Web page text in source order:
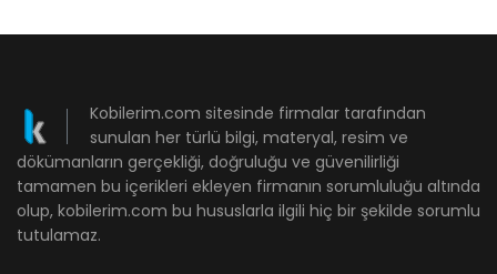
Kobilerim.com sitesinde firmalar tarafından
sunulan her türlü bilgi, materyal, resim ve
dökümanların gerçekliği, doğruluğu ve güvenilirliği
tamamen bu içerikleri ekleyen firmanın sorumluluğu altında
olup, kobilerim.com bu hususlarla ilgili hiç bir şekilde sorumlu
tutulamaz.